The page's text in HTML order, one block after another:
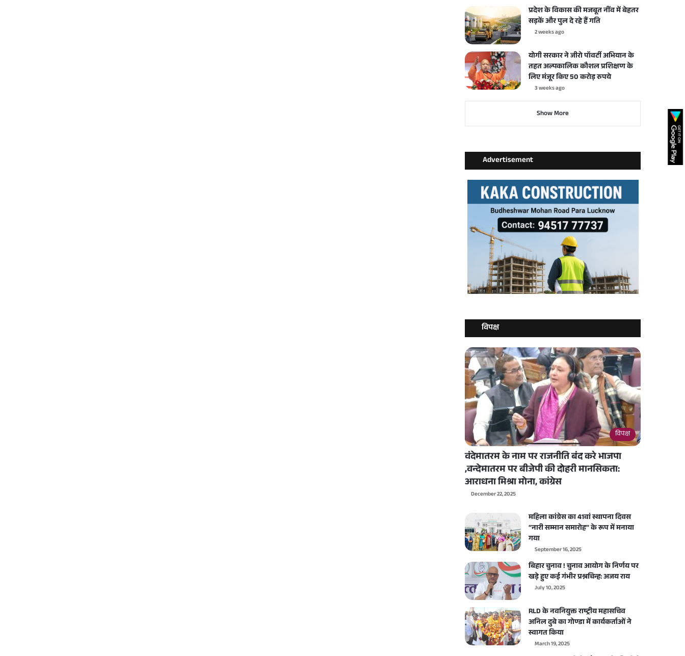
प्रदेश के विकास की मजबूत नींव में बेहतर
सड़कें और पुल दे रहे हैं गति
2 weeks ago
योगी सरकार ने जीरो पॉवर्टी अभियान के
तहत अल्पकालिक कौशल प्रशिक्षण के
लिए मंजूर किए 50 करोड़ रुपये
3 weeks ago
Show More
Advertisement
विपक्ष
विपक्ष
वंदेमातरम के नाम पर राजनीति बंद करे भाजपा
,वन्देमातरम पर बीजेपी की दोहरी मानसिकता:
आराधना मिश्रा मोना, कांग्रेस
December 22, 2025
महिला कांग्रेस का 41वां स्थापना दिवस
“नारी सम्मान समारोह” के रूप में मनाया
गया
September 16, 2025
बिहार चुनाव ! चुनाव आयोग के निर्णय पर
खड़े हुए कई गंभीर प्रश्नचिन्ह: अजय राय
July 10, 2025
RLD के नवनियुक्त राष्ट्रीय महासचिव
अनिल दुबे का गोण्डा में कार्यकर्ताओं ने
स्वागत किया
March 19, 2025